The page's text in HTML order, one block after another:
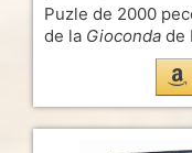
Puzle de 2000
de la Gioconda de